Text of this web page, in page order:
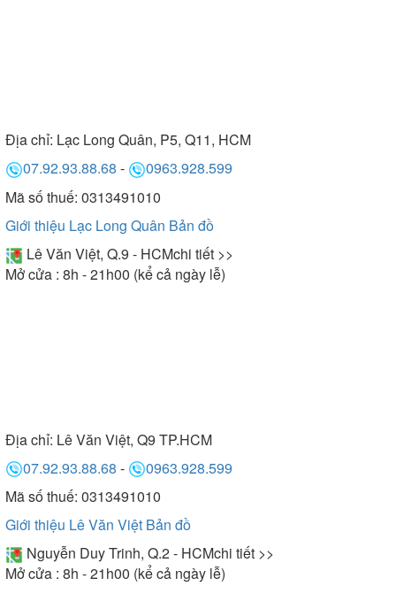
Địa chỉ: Lạc Long Quân, P5, Q11, HCM
07.92.93.88.68 -
0963.928.599
Mã số thuế: 0313491010
Giới thiệu Lạc Long Quân Bản đồ
Lê Văn Việt, Q.9 - HCMchi tiết >>
Mở cửa : 8h - 21h00 (kể cả ngày lễ)
Địa chỉ: Lê Văn Việt, Q9 TP.HCM
07.92.93.88.68 -
0963.928.599
Mã số thuế: 0313491010
Giới thiệu Lê Văn Việt Bản đồ
Nguyễn Duy Trinh, Q.2 - HCMchi tiết >>
Mở cửa : 8h - 21h00 (kể cả ngày lễ)